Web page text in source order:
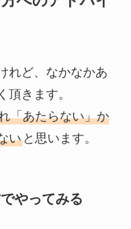
れど、なかなかあ
頂きます。
「あたらない」か
いと思います。
やってみる